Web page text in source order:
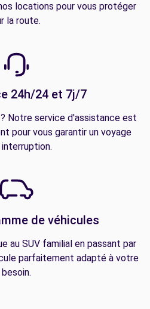
locations pour vous protéger
la route.
24h/24 et 7j/7
Notre service d'assistance est
pour vous garantir un voyage
interruption.
de véhicules
au SUV familial en passant par
parfaitement adapté à votre
besoin.